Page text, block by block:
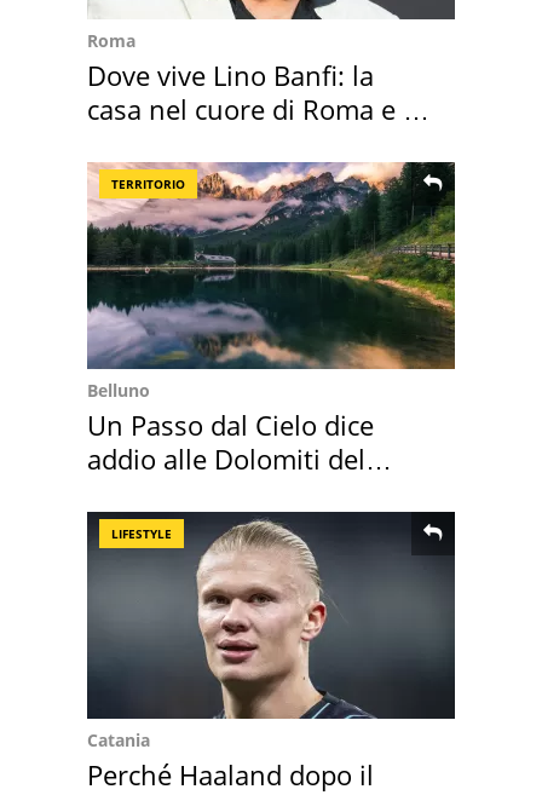
Roma
Dove vive Lino Banfi: la
casa nel cuore di Roma e i
TERRITORIO
Belluno
Un Passo dal Cielo dice
addio alle Dolomiti del
LIFESTYLE
Catania
Perché Haaland dopo il